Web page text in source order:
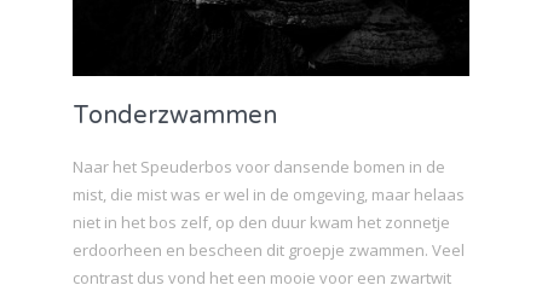
Tonderzwammen
Naar het Speuderbos voor dansende bomen in de
mist, die mist was er wel in de omgeving, maar helaas
niet in het bos zelf, op den duur kwam het zonnetje
erdoorheen en bescheen dit groepje zwammen. Veel
contrast dus vond het een mooie voor een zwartwit